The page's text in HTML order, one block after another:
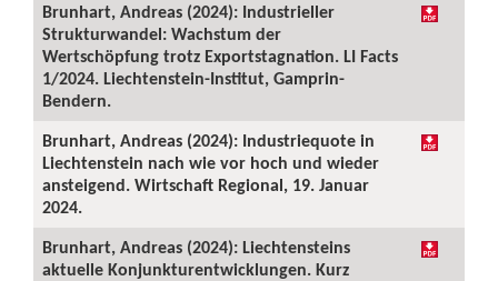
Brunhart, Andreas (2024): Industrieller
Strukturwandel: Wachstum der
Wertschöpfung trotz Exportstagnation. LI Facts
1/2024. Liechtenstein-Institut, Gamprin-
Bendern.
Brunhart, Andreas (2024): Industriequote in
Liechtenstein nach wie vor hoch und wieder
ansteigend. Wirtschaft Regional, 19. Januar
2024.
Brunhart, Andreas (2024): Liechtensteins
aktuelle Konjunkturentwicklungen. Kurz